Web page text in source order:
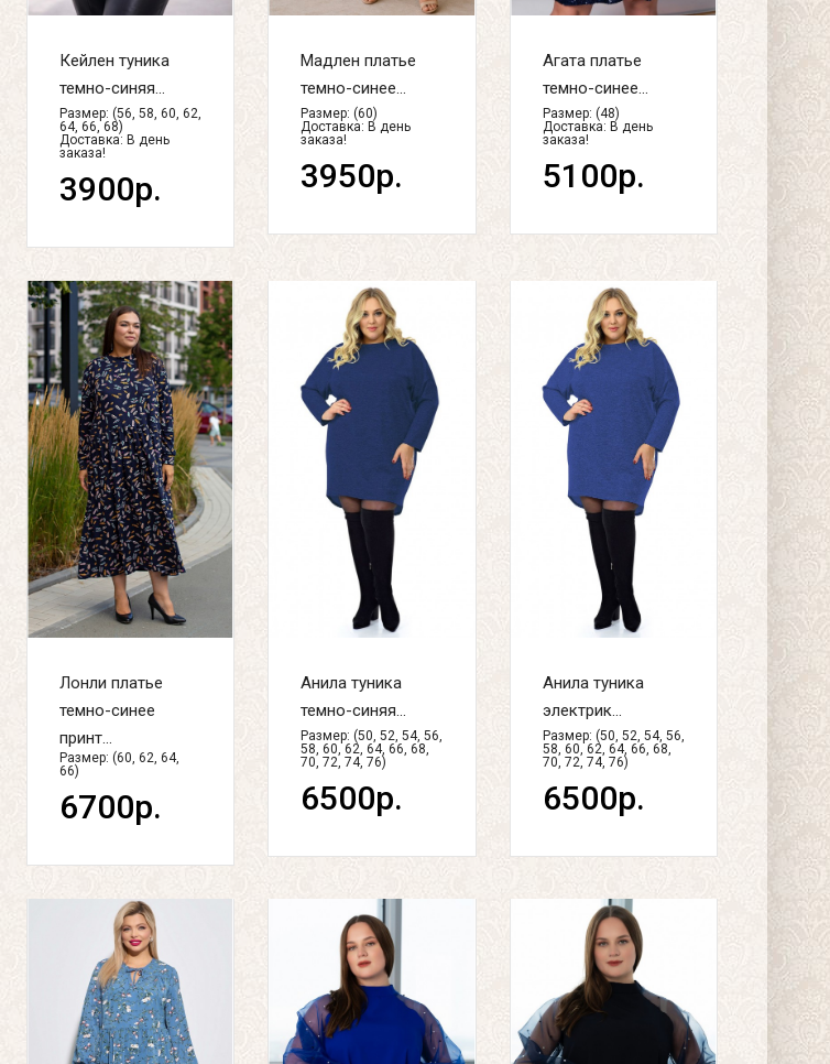
Кейлен туника
темно-синяя...
Размер: (56, 58, 60, 62,
64, 66, 68)
Доставка: В день
заказа!
3900р.
Мадлен платье
темно-синее...
Размер: (60)
Доставка: В день
заказа!
3950р.
Агата платье
темно-синее...
Размер: (48)
Доставка: В день
заказа!
5100р.
Лонли платье
темно-синее
принт...
Размер: (60, 62, 64,
66)
6700р.
Анила туника
темно-синяя...
Размер: (50, 52, 54, 56,
58, 60, 62, 64, 66, 68,
70, 72, 74, 76)
6500р.
Анила туника
электрик...
Размер: (50, 52, 54, 56,
58, 60, 62, 64, 66, 68,
70, 72, 74, 76)
6500р.